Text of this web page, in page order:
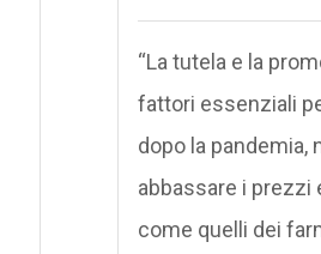
“La tutela e la
fattori essenziali
dopo la pandemia,
abbassare i prezzi
come quelli dei